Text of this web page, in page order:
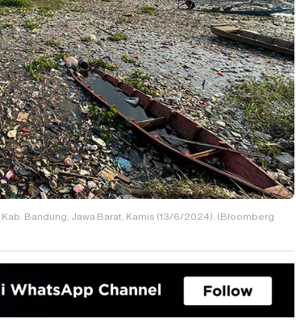
Bandung, Jawa Barat, Kamis (13/6/2024). (Bloomberg